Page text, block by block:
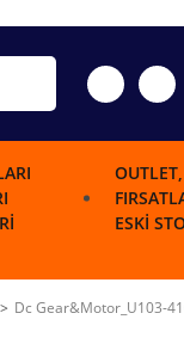
OUTLET,
ESKI
Dc Gear&Motor_U103-